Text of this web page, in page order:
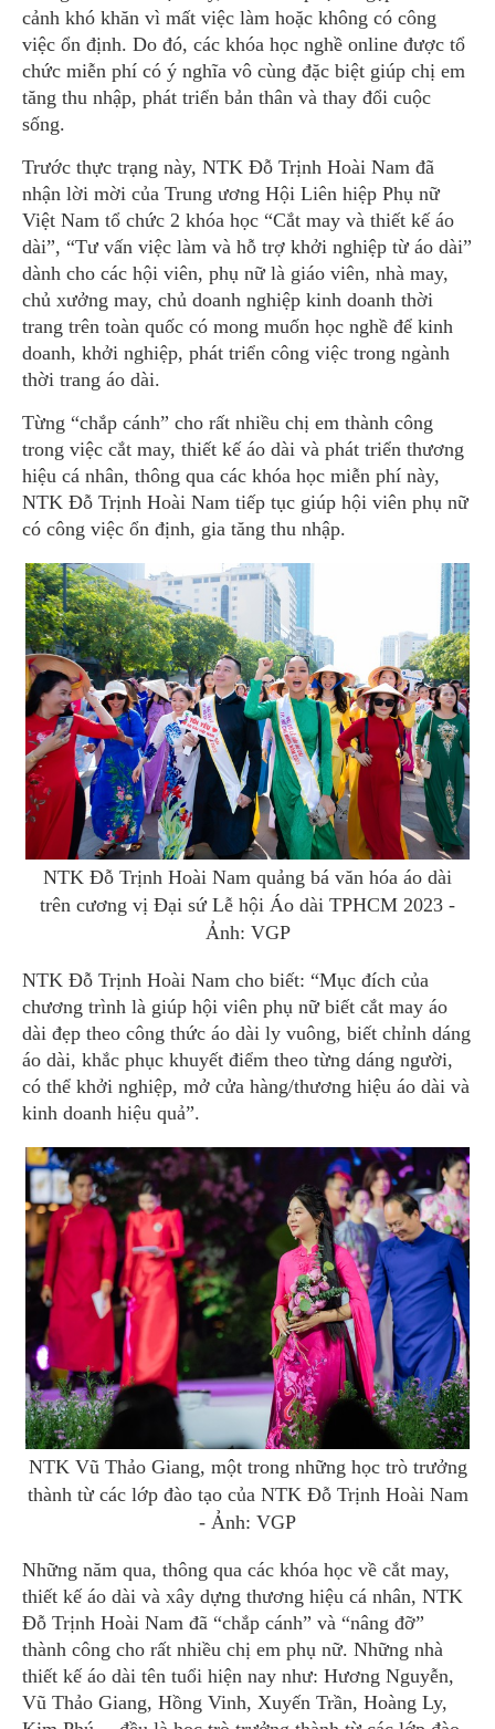
cảnh khó khăn vì mất việc làm hoặc không có công
việc ổn định. Do đó, các khóa học nghề online được tổ
chức miễn phí có ý nghĩa vô cùng đặc biệt giúp chị em
tăng thu nhập, phát triển bản thân và thay đổi cuộc
sống.
Trước thực trạng này, NTK Đỗ Trịnh Hoài Nam đã
nhận lời mời của Trung ương Hội Liên hiệp Phụ nữ
Việt Nam tổ chức 2 khóa học “Cắt may và thiết kế áo
dài”, “Tư vấn việc làm và hỗ trợ khởi nghiệp từ áo dài”
dành cho các hội viên, phụ nữ là giáo viên, nhà may,
chủ xưởng may, chủ doanh nghiệp kinh doanh thời
trang trên toàn quốc có mong muốn học nghề để kinh
doanh, khởi nghiệp, phát triển công việc trong ngành
thời trang áo dài.
Từng “chắp cánh” cho rất nhiều chị em thành công
trong việc cắt may, thiết kế áo dài và phát triển thương
hiệu cá nhân, thông qua các khóa học miễn phí này,
NTK Đỗ Trịnh Hoài Nam tiếp tục giúp hội viên phụ nữ
có công việc ổn định, gia tăng thu nhập.
NTK Đỗ Trịnh Hoài Nam quảng bá văn hóa áo dài
trên cương vị Đại sứ Lễ hội Áo dài TPHCM 2023 -
Ảnh: VGP
NTK Đỗ Trịnh Hoài Nam cho biết: “Mục đích của
chương trình là giúp hội viên phụ nữ biết cắt may áo
dài đẹp theo công thức áo dài ly vuông, biết chỉnh dáng
áo dài, khắc phục khuyết điểm theo từng dáng người,
có thể khởi nghiệp, mở cửa hàng/thương hiệu áo dài và
kinh doanh hiệu quả”.
NTK Vũ Thảo Giang, một trong những học trò trưởng
thành từ các lớp đào tạo của NTK Đỗ Trịnh Hoài Nam
- Ảnh: VGP
Những năm qua, thông qua các khóa học về cắt may,
thiết kế áo dài và xây dựng thương hiệu cá nhân, NTK
Đỗ Trịnh Hoài Nam đã “chắp cánh” và “nâng đỡ”
thành công cho rất nhiều chị em phụ nữ. Những nhà
thiết kế áo dài tên tuổi hiện nay như: Hương Nguyễn,
Vũ Thảo Giang, Hồng Vinh, Xuyến Trần, Hoàng Ly,